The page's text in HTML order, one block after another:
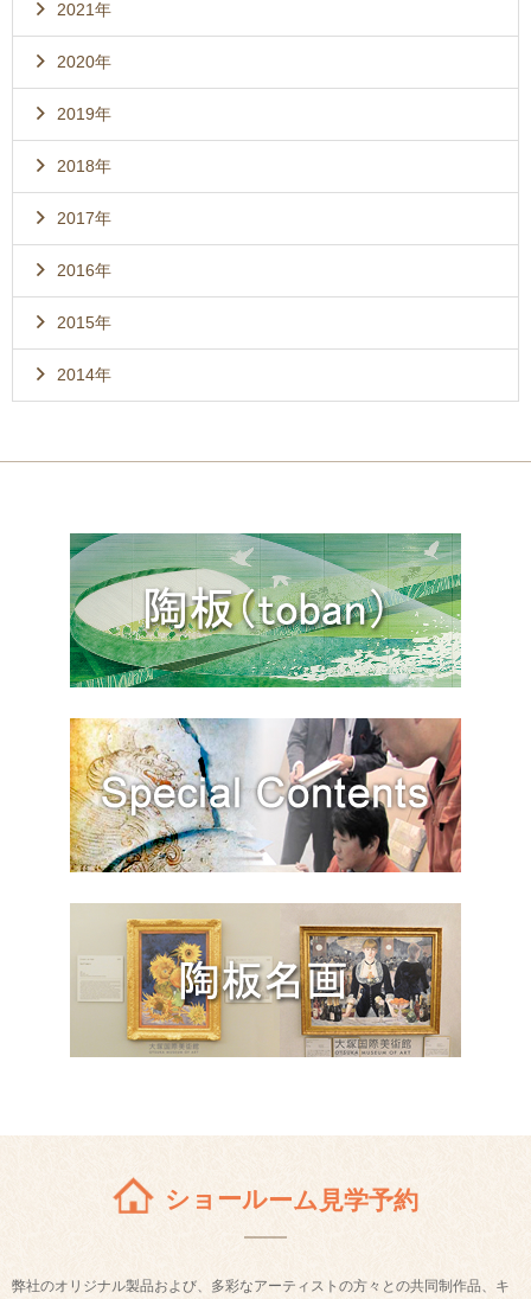
2021年
2020年
2019年
2018年
2017年
2016年
2015年
2014年
ショールーム見学予約
弊社のオリジナル製品および、多彩なアーティストの方々との共同制作品、キ